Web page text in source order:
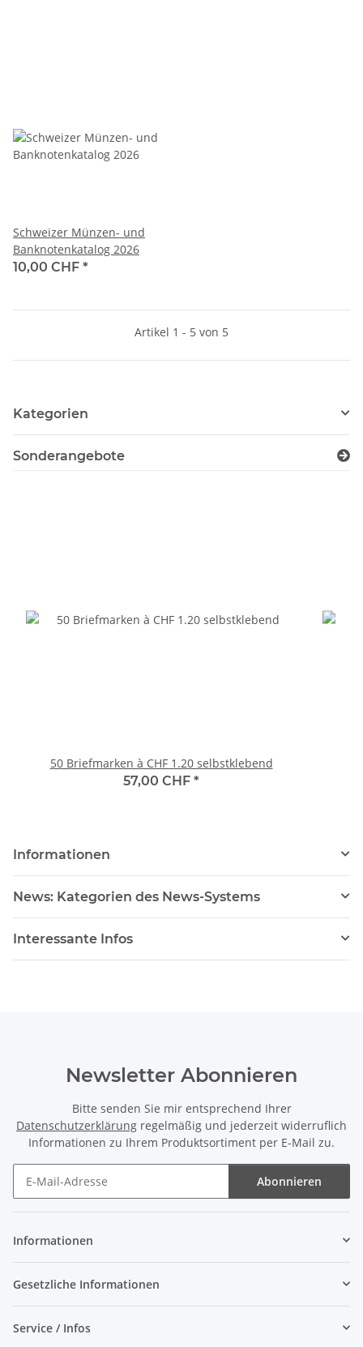
Schweizer Münzen- und
Banknotenkatalog 2026
10,00 CHF *
Artikel 1 - 5 von 5
Kategorien
Sonderangebote
50 Briefmarken à CHF 1.20 selbstklebend
57,00 CHF *
Informationen
News: Kategorien des News-Systems
Interessante Infos
Newsletter Abonnieren
Bitte senden Sie mir entsprechend Ihrer
Datenschutzerklärung regelmäßig und jederzeit widerruflich
Informationen zu Ihrem Produktsortiment per E-Mail zu.
Abonnieren
Informationen
Gesetzliche Informationen
Service / Infos